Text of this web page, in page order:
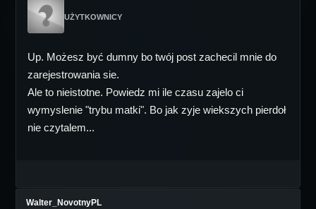
UŻYTKOWNICY
Up. Możesz być dumny bo twój post zachecil mnie do
zarejestrowania sie.
Ale to nieistotne. Powiedz mi ile czasu zajelo ci
wymyslenie "trybu matki". Bo jak zyje wiekszych pierdoł
nie czytalem...
Walter_NovotnyPL